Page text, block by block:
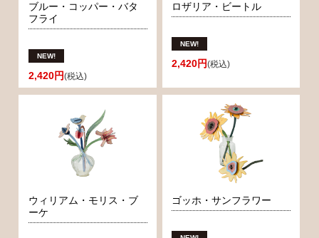
ブルー・コッパー・バタ
フライ
2,420円(税込)
ロザリア・ビートル
2,420円(税込)
ウィリアム・モリス・ブ
ーケ
ゴッホ・サンフラワー